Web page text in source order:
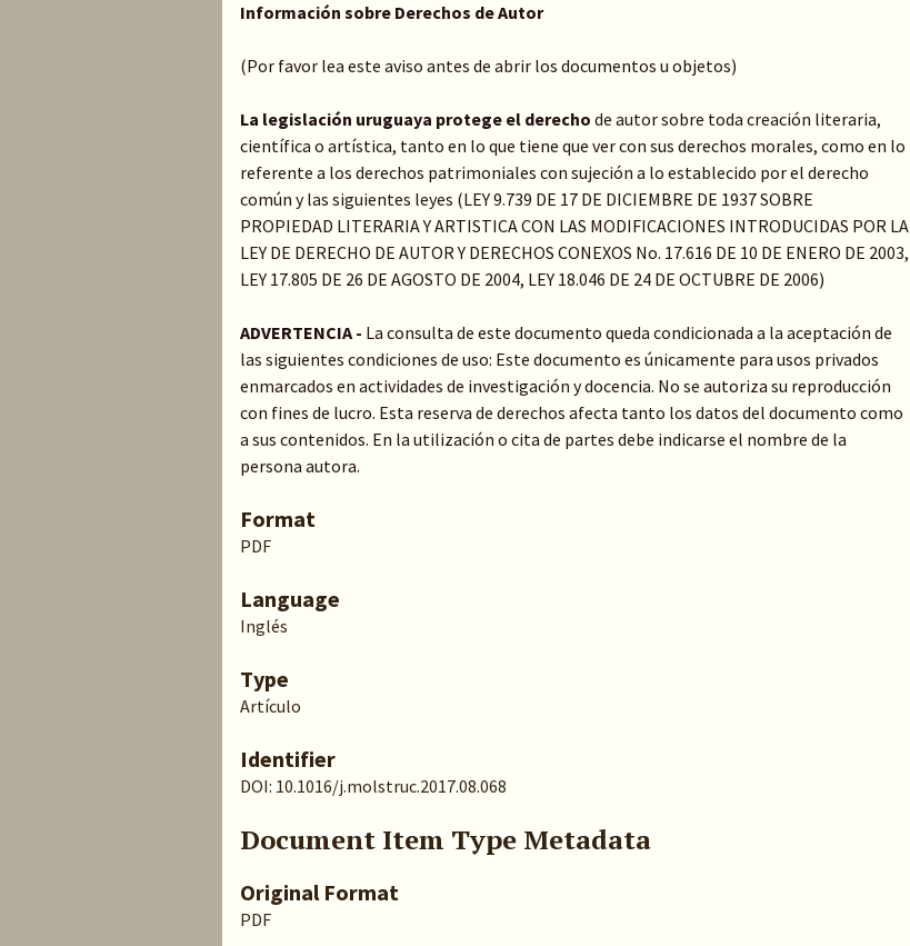
Información sobre Derechos de Autor
(Por favor lea este aviso antes de abrir los documentos u objetos)
La legislación uruguaya protege el derecho de autor sobre toda creación literaria,
científica o artística, tanto en lo que tiene que ver con sus derechos morales, como en lo
referente a los derechos patrimoniales con sujeción a lo establecido por el derecho
común y las siguientes leyes (LEY 9.739 DE 17 DE DICIEMBRE DE 1937 SOBRE
PROPIEDAD LITERARIA Y ARTISTICA CON LAS MODIFICACIONES INTRODUCIDAS POR LA
LEY DE DERECHO DE AUTOR Y DERECHOS CONEXOS No. 17.616 DE 10 DE ENERO DE 2003,
LEY 17.805 DE 26 DE AGOSTO DE 2004, LEY 18.046 DE 24 DE OCTUBRE DE 2006)
ADVERTENCIA - La consulta de este documento queda condicionada a la aceptación de
las siguientes condiciones de uso: Este documento es únicamente para usos privados
enmarcados en actividades de investigación y docencia. No se autoriza su reproducción
con fines de lucro. Esta reserva de derechos afecta tanto los datos del documento como
a sus contenidos. En la utilización o cita de partes debe indicarse el nombre de la
persona autora.
Format
PDF
Language
Inglés
Type
Artículo
Identifier
DOI: 10.1016/j.molstruc.2017.08.068
Document Item Type Metadata
Original Format
PDF